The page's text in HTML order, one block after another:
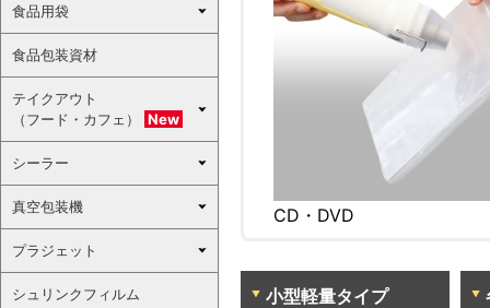
CD・DVD
小型軽量タイプ
食品用袋
食品包装資材
テイクアウト
（フード・カフェ）
New
シーラー
真空包装機
プラジェット
シュリンクフィルム